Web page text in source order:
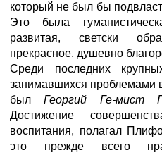
который не был бы
Это была
развитая, светски
прекрасное, душевно
Среди последних
занимавшихся проблемами
былГеоргий Ге-мист
Достижение
воспитания, полагал
это прежде всего